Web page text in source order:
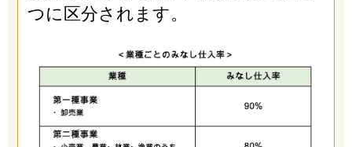
つに区分されます。